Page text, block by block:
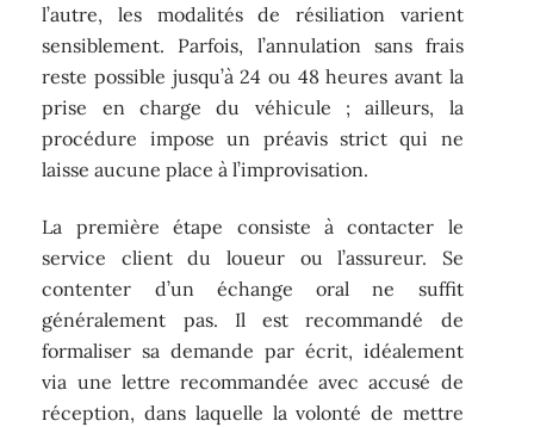
l’autre, les modalités de résiliation varient
sensiblement. Parfois, l’annulation sans frais
reste possible jusqu’à 24 ou 48 heures avant la
prise en charge du véhicule ; ailleurs, la
procédure impose un préavis strict qui ne
laisse aucune place à l’improvisation.
La première étape consiste à contacter le
service client du loueur ou l’assureur. Se
contenter d’un échange oral ne suffit
généralement pas. Il est recommandé de
formaliser sa demande par écrit, idéalement
via une lettre recommandée avec accusé de
réception, dans laquelle la volonté de mettre